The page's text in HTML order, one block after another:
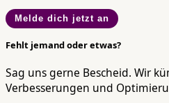
Melde dich jetzt an
Fehlt jemand oder etwas?
Sag uns gerne Bescheid. Wir
Verbesserungen und